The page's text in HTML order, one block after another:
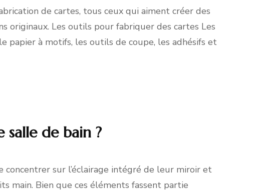
de cartes, tous ceux qui aiment créer des
originaux. Les outils pour fabriquer des cartes Les
papier à motifs, les outils de coupe, les adhésifs et
de bain ?
concentrer sur l’éclairage intégré de leur miroir et
main. Bien que ces éléments fassent partie